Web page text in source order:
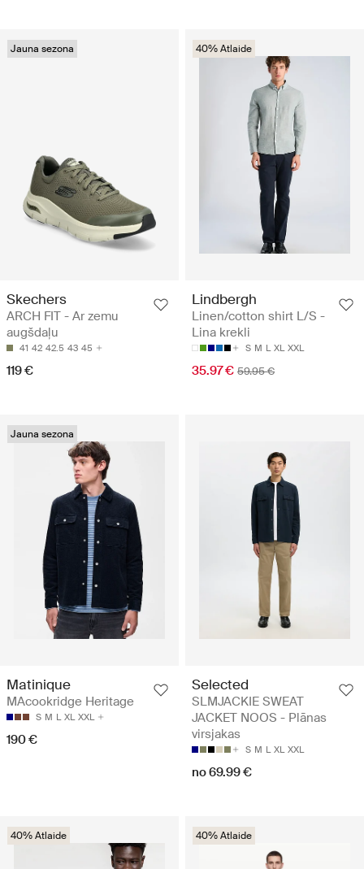
Jauna sezona
Skechers
ARCH FIT - Ar zemu
augšdaļu
41 42 42.5 43 45
119 €
40% Atlaide
Lindbergh
Linen/cotton shirt L/S -
Lina krekli
S M L XL XXL
35.97 € 59.95 €
Jauna sezona
Matinique
MAcookridge Heritage
S M L XL XXL
190 €
Selected
SLMJACKIE SWEAT
JACKET NOOS - Plānas
virsjakas
S M L XL XXL
no 69.99 €
40% Atlaide 40% Atlaide